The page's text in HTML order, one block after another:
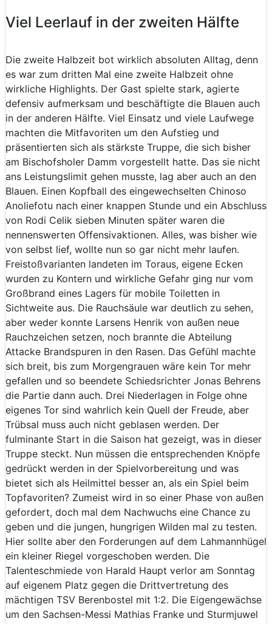
Viel Leerlauf in der zweiten Hälfte
Die zweite Halbzeit bot wirklich absoluten Alltag, denn
es war zum dritten Mal eine zweite Halbzeit ohne
wirkliche Highlights. Der Gast spielte stark, agierte
defensiv aufmerksam und beschäftigte die Blauen auch
in der anderen Hälfte. Viel Einsatz und viele Laufwege
machten die Mitfavoriten um den Aufstieg und
präsentierten sich als stärkste Truppe, die sich bisher
am Bischofsholer Damm vorgestellt hatte. Das sie nicht
ans Leistungslimit gehen musste, lag aber auch an den
Blauen. Einen Kopfball des eingewechselten Chinoso
Anoliefotu nach einer knappen Stunde und ein Abschluss
von Rodi Celik sieben Minuten später waren die
nennenswerten Offensivaktionen. Alles, was bisher wie
von selbst lief, wollte nun so gar nicht mehr laufen.
Freistoßvarianten landeten im Toraus, eigene Ecken
wurden zu Kontern und wirkliche Gefahr ging nur vom
Großbrand eines Lagers für mobile Toiletten in
Sichtweite aus. Die Rauchsäule war deutlich zu sehen,
aber weder konnte Larsens Henrik von außen neue
Rauchzeichen setzen, noch brannte die Abteilung
Attacke Brandspuren in den Rasen. Das Gefühl machte
sich breit, bis zum Morgengrauen wäre kein Tor mehr
gefallen und so beendete Schiedsrichter Jonas Behrens
die Partie dann auch. Drei Niederlagen in Folge ohne
eigenes Tor sind wahrlich kein Quell der Freude, aber
Trübsal muss auch nicht geblasen werden. Der
fulminante Start in die Saison hat gezeigt, was in dieser
Truppe steckt. Nun müssen die entsprechenden Knöpfe
gedrückt werden in der Spielvorbereitung und was
bietet sich als Heilmittel besser an, als ein Spiel beim
Topfavoriten? Zumeist wird in so einer Phase von außen
gefordert, doch mal dem Nachwuchs eine Chance zu
geben und die jungen, hungrigen Wilden mal zu testen.
Hier sollte aber den Forderungen auf dem Lahmannhügel
ein kleiner Riegel vorgeschoben werden. Die
Talenteschmiede von Harald Haupt verlor am Sonntag
auf eigenem Platz gegen die Drittvertretung des
mächtigen TSV Berenbostel mit 1:2. Die Eigengewächse
um den Sachsen-Messi Mathias Franke und Sturmjuwel